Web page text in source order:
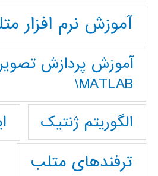
آموزش نرم افزار
آموزش پردازش
MATLAB\
الگوریتم ژنتیک
ترفندهای متلب